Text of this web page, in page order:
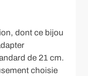
dont ce bijou
de 21 cm.
choisie